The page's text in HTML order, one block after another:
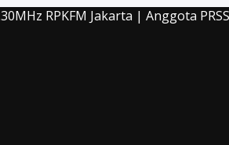
RPKFM Jakarta | Anggota